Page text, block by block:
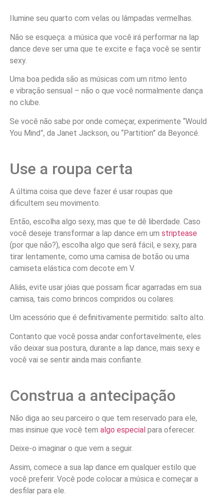
Ilumine seu quarto com velas ou lâmpadas vermelhas.
Não se esqueça: a música que você irá performar na lap
dance deve ser uma que te excite e faça você se sentir
sexy.
Uma boa pedida são as músicas com um ritmo lento
e vibração sensual – não o que você normalmente dança
no clube.
Se você não sabe por onde começar, experimente “Would
You Mind”, da Janet Jackson, ou “Partition” da Beyoncé.
Use a roupa certa
A última coisa que deve fazer é usar roupas que
dificultem seu movimento.
Então, escolha algo sexy, mas que te dê liberdade. Caso
você deseje transformar a lap dance em um striptease
(por que não?), escolha algo que será fácil, e sexy, para
tirar lentamente, como uma camisa de botão ou uma
camiseta elástica com decote em V.
Aliás, evite usar jóias que possam ficar agarradas em sua
camisa, tais como brincos compridos ou colares.
Um acessório que é definitivamente permitido: salto alto.
Contanto que você possa andar confortavelmente, eles
vão deixar sua postura, durante a lap dance, mais sexy e
você vai se sentir ainda mais confiante.
Construa a antecipação
Não diga ao seu parceiro o que tem reservado para ele,
mas insinue que você tem algo especial para oferecer.
Deixe-o imaginar o que vem a seguir.
Assim, comece a sua lap dance em qualquer estilo que
você preferir. Você pode colocar a música e começar a
desfilar para ele.